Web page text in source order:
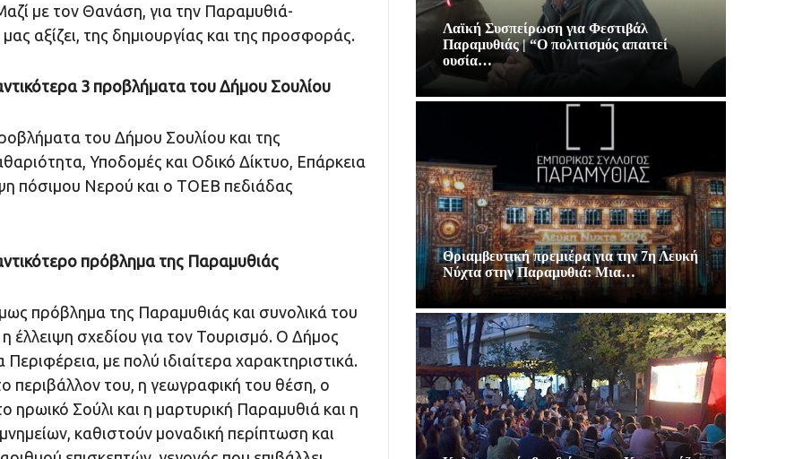
με τον Θανάση, για την Παραμυθιά-
αξίζει, της δημιουργίας και της προσφοράς.
3 προβλήματα του Δήμου Σουλίου
του Δήμου Σουλίου και της
Υποδομές και Οδικό Δίκτυο, Επάρκεια
πόσιμου Νερού και ο ΤΟΕΒ πεδιάδας
πρόβλημα της Παραμυθιάς
πρόβλημα της Παραμυθιάς και συνολικά του
η έλλειψη σχεδίου για τον Τουρισμό. Ο Δήμος
Περιφέρεια, με πολύ ιδιαίτερα χαρακτηριστικά.
περιβάλλον του, η γεωγραφική του θέση, ο
ηρωικό Σούλι και η μαρτυρική Παραμυθιά και η
καθιστούν μοναδική περίπτωση και
Λαϊκή Συσπείρωση για Φεστιβάλ
Παραμυθιάς | “Ο πολιτισμός απαιτεί
ουσία…
Θριαμβευτική πρεμιέρα για την 7η Λευκή
Νύχτα στην Παραμυθιά: Μια…